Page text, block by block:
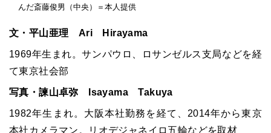
んだ斎藤俊男（中央）＝本人提供
文・平山亜理 Ari Hirayama
1969年生まれ。サンパウロ、ロサンゼルス支局などを経
て東京社会部
写真・諫山卓弥 Isayama Takuya
1982年生まれ。大阪本社勤務を経て、 2014年から東京
本社カメラマン。リオデジャネイロ五輪などを取材